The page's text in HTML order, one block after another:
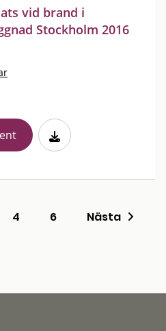
vid brand i
Stockholm 2016
4 6 Nästa